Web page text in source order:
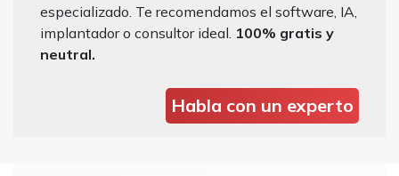
especializado. Te recomendamos el software, IA,
implantador o consultor ideal. 100% gratis y
neutral.
Habla con un experto